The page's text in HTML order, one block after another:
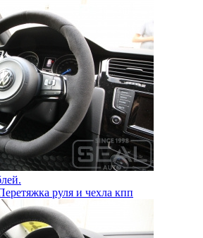
руля и чехла кпп